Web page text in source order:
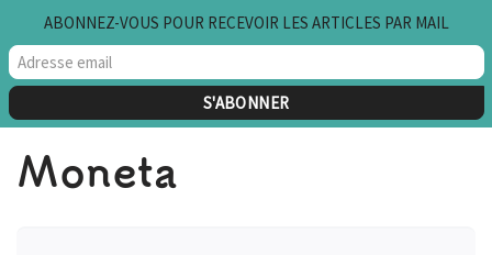
Aller
au
Moneta
ABONNEZ-VOUS POUR RECEVOIR LES ARTICLES PAR MAIL